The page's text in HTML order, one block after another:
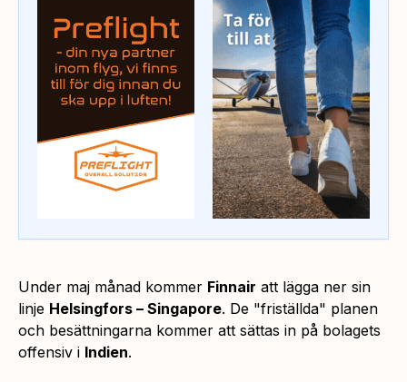
Under maj månad kommer Finnair att lägga ner sin
linje Helsingfors – Singapore. De "friställda" planen
och besättningarna kommer att sättas in på bolagets
offensiv i Indien.